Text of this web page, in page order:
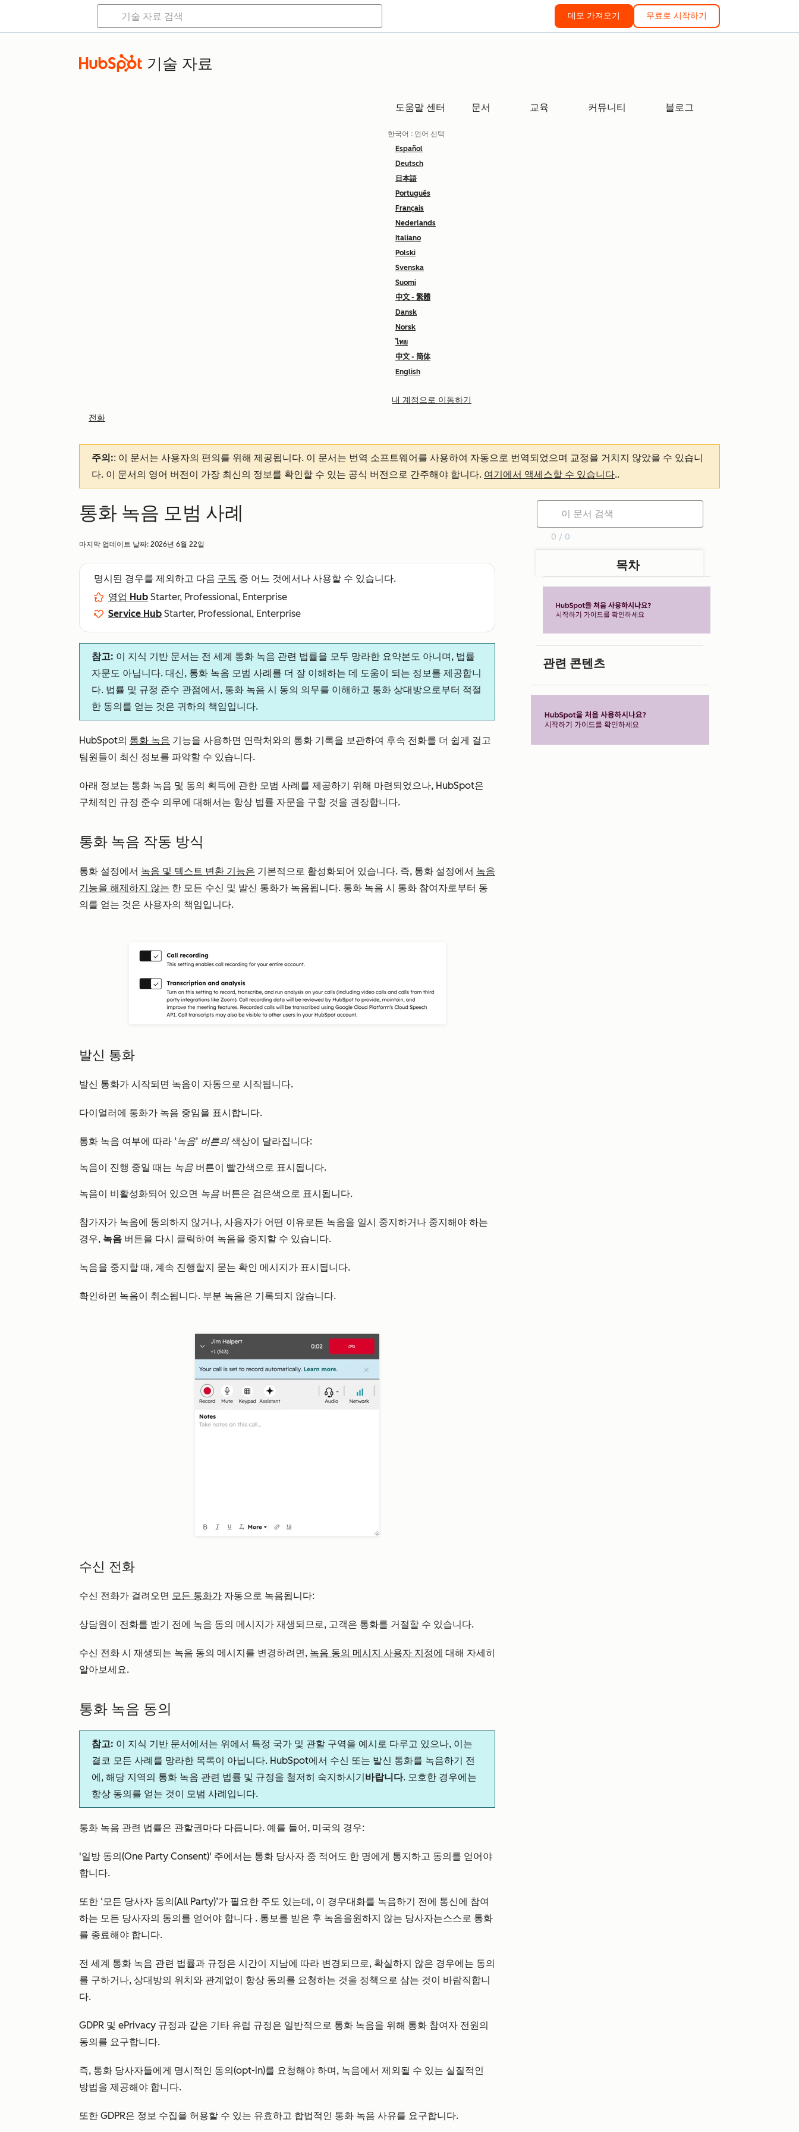
데모 가져오기 무료로 시작하기
기술 자료
도움말 센터 문서 교육 커뮤니티 블로그
한국어 : 언어 선택
Español
Deutsch
日本語
Português
Français
Nederlands
Italiano
Polski
Svenska
Suomi
中文 - 繁體
Dansk
Norsk
ไทย
中文 - 简体
English
내 계정으로 이동하기
전화
주의:: 이 문서는 사용자의 편의를 위해 제공됩니다. 이 문서는 번역 소프트웨어를 사용하여 자동으로 번역되었으며 교정을 거치지 않았을 수 있습니
다. 이 문서의 영어 버전이 가장 최신의 정보를 확인할 수 있는 공식 버전으로 간주해야 합니다. 여기에서 액세스할 수 있습니다..
통화 녹음 모범 사례
마지막 업데이트 날짜: 2026년 6월 22일
명시된 경우를 제외하고 다음 구독 중 어느 것에서나 사용할 수 있습니다.
영업 Hub Starter, Professional, Enterprise
Service Hub Starter, Professional, Enterprise
참고: 이 지식 기반 문서는 전 세계 통화 녹음 관련 법률을 모두 망라한 요약본도 아니며, 법률
자문도 아닙니다. 대신, 통화 녹음 모범 사례를 더 잘 이해하는 데 도움이 되는 정보를 제공합니
다. 법률 및 규정 준수 관점에서, 통화 녹음 시 동의 의무를 이해하고 통화 상대방으로부터 적절
한 동의를 얻는 것은 귀하의 책임입니다.
HubSpot의 통화 녹음 기능을 사용하면 연락처와의 통화 기록을 보관하여 후속 전화를 더 쉽게 걸고
팀원들이 최신 정보를 파악할 수 있습니다.
아래 정보는 통화 녹음 및 동의 획득에 관한 모범 사례를 제공하기 위해 마련되었으나, HubSpot은
구체적인 규정 준수 의무에 대해서는 항상 법률 자문을 구할 것을 권장합니다.
통화 녹음 작동 방식
통화 설정에서 녹음 및 텍스트 변환 기능은 기본적으로 활성화되어 있습니다. 즉, 통화 설정에서 녹음
기능을 해제하지 않는 한 모든 수신 및 발신 통화가 녹음됩니다. 통화 녹음 시 통화 참여자로부터 동
의를 얻는 것은 사용자의 책임입니다.
발신 통화
발신 통화가 시작되면 녹음이 자동으로 시작됩니다.
다이얼러에 통화가 녹음 중임을 표시합니다.
통화 녹음 여부에 따라 ‘녹음’ 버튼의색상이 달라집니다:
녹음이 진행 중일 때는 녹음 버튼이 빨간색으로 표시됩니다.
녹음이 비활성화되어 있으면 녹음 버튼은 검은색으로 표시됩니다.
참가자가 녹음에 동의하지 않거나, 사용자가 어떤 이유로든 녹음을 일시 중지하거나 중지해야 하는
경우, 녹음 버튼을 다시 클릭하여 녹음을 중지할 수 있습니다.
녹음을 중지할 때, 계속 진행할지 묻는 확인 메시지가 표시됩니다.
확인하면 녹음이 취소됩니다. 부분 녹음은 기록되지 않습니다.
수신 전화
수신 전화가 걸려오면 모든 통화가 자동으로 녹음됩니다:
상담원이 전화를 받기 전에 녹음 동의 메시지가 재생되므로, 고객은 통화를 거절할 수 있습니다.
수신 전화 시 재생되는 녹음 동의 메시지를 변경하려면, 녹음 동의 메시지 사용자 지정에 대해 자세히
알아보세요.
통화 녹음 동의
참고: 이 지식 기반 문서에서는 위에서 특정 국가 및 관할 구역을 예시로 다루고 있으나, 이는
결코 모든 사례를 망라한 목록이 아닙니다. HubSpot에서 수신 또는 발신 통화를 녹음하기 전
에, 해당 지역의 통화 녹음 관련 법률 및 규정을 철저히 숙지하시기바랍니다. 모호한 경우에는
항상 동의를 얻는 것이 모범 사례입니다.
통화 녹음 관련 법률은 관할권마다 다릅니다. 예를 들어, 미국의 경우:
'일방 동의(One Party Consent)' 주에서는 통화 당사자 중 적어도 한 명에게 통지하고 동의를 얻어야
합니다.
또한 ‘모든 당사자 동의(All Party)’가 필요한 주도 있는데, 이 경우대화를 녹음하기 전에 통신에 참여
하는 모든 당사자의 동의를 얻어야 합니다 . 통보를 받은 후 녹음을원하지 않는 당사자는스스로 통화
를 종료해야 합니다.
전 세계 통화 녹음 관련 법률과 규정은 시간이 지남에 따라 변경되므로, 확실하지 않은 경우에는 동의
를 구하거나, 상대방의 위치와 관계없이 항상 동의를 요청하는 것을 정책으로 삼는 것이 바람직합니
다.
GDPR 및 ePrivacy 규정과 같은 기타 유럽 규정은 일반적으로 통화 녹음을 위해 통화 참여자 전원의
동의를 요구합니다.
즉, 통화 당사자들에게 명시적인 동의(opt-in)를 요청해야 하며, 녹음에서 제외될 수 있는 실질적인
방법을 제공해야 합니다.
또한 GDPR은 정보 수집을 허용할 수 있는 유효하고 합법적인 통화 녹음 사유를 요구합니다.
0 / 0
목차
관련 콘텐츠